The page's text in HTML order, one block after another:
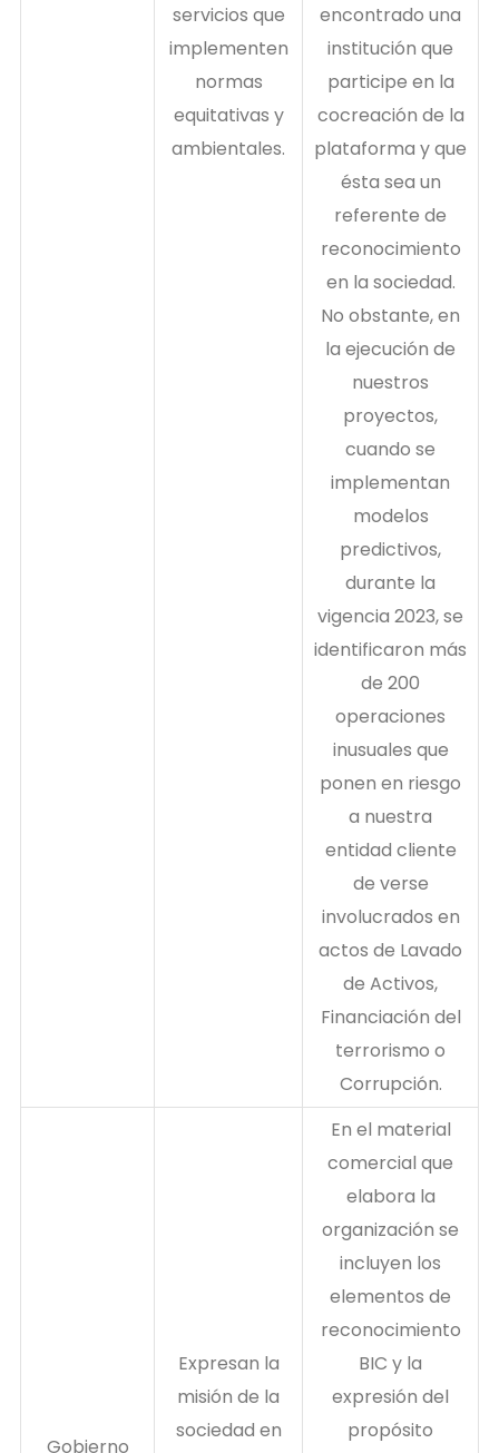
servicios que
implementen
normas
equitativas y
ambientales.
encontrado una
institución que
participe en la
cocreación de la
plataforma y que
ésta sea un
referente de
reconocimiento
en la sociedad.
No obstante, en
la ejecución de
nuestros
proyectos,
cuando se
implementan
modelos
predictivos,
durante la
vigencia 2023, se
identificaron más
de 200
operaciones
inusuales que
ponen en riesgo
a nuestra
entidad cliente
de verse
involucrados en
actos de Lavado
de Activos,
Financiación del
terrorismo o
Corrupción.
Gobierno
Expresan la
misión de la
sociedad en
En el material
comercial que
elabora la
organización se
incluyen los
elementos de
reconocimiento
BIC y la
expresión del
propósito